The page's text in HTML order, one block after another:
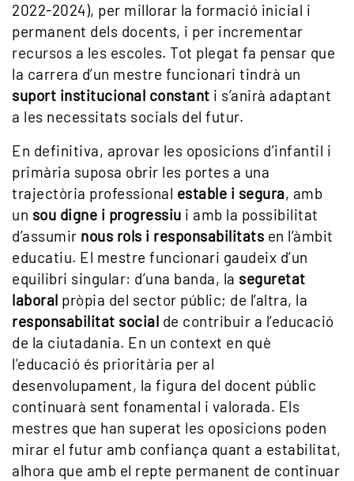
2022-2024), per millorar la formació inicial i
permanent dels docents, i per incrementar
recursos a les escoles. Tot plegat fa pensar que
la carrera d’un mestre funcionari tindrà un
suport institucional constant i s’anirà adaptant
a les necessitats socials del futur.
En definitiva, aprovar les oposicions d’infantil i
primària suposa obrir les portes a una
trajectòria professional estable i segura, amb
un sou digne i progressiu i amb la possibilitat
d’assumir nous rols i responsabilitats en l’àmbit
educatiu. El mestre funcionari gaudeix d’un
equilibri singular: d’una banda, la seguretat
laboral pròpia del sector públic; de l’altra, la
responsabilitat social de contribuir a l’educació
de la ciutadania. En un context en què
l’educació és prioritària per al
desenvolupament, la figura del docent públic
continuarà sent fonamental i valorada. Els
mestres que han superat les oposicions poden
mirar el futur amb confiança quant a estabilitat,
alhora que amb el repte permanent de continuar